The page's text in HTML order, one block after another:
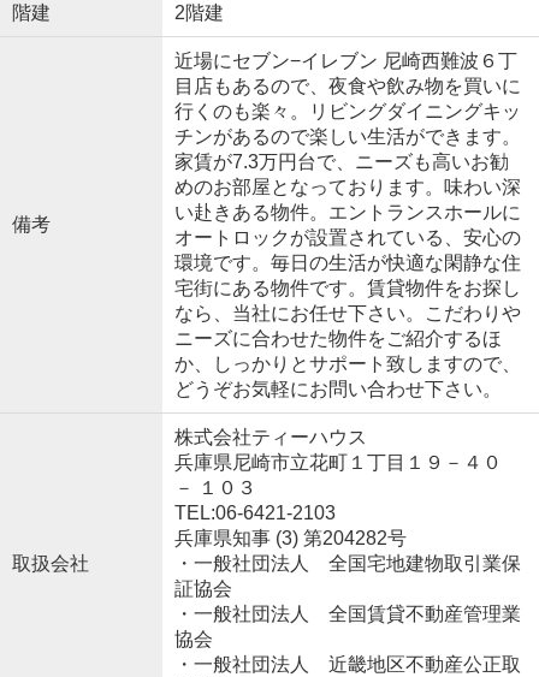
階建 2階建
備考
近場にセブン−イレブン 尼崎西難波６丁
目店もあるので、夜食や飲み物を買いに
行くのも楽々。リビングダイニングキッ
チンがあるので楽しい生活ができます。
家賃が7.3万円台で、ニーズも高いお勧
めのお部屋となっております。味わい深
い赴きある物件。エントランスホールに
オートロックが設置されている、安心の
環境です。毎日の生活が快適な閑静な住
宅街にある物件です。賃貸物件をお探し
なら、当社にお任せ下さい。こだわりや
ニーズに合わせた物件をご紹介するほ
か、しっかりとサポート致しますので、
どうぞお気軽にお問い合わせ下さい。
取扱会社
株式会社ティーハウス
兵庫県尼崎市立花町１丁目１９－４０
－ １０３
TEL:06-6421-2103
兵庫県知事 (3) 第204282号
・一般社団法人 全国宅地建物取引業保
証協会
・一般社団法人 全国賃貸不動産管理業
協会
・一般社団法人 近畿地区不動産公正取